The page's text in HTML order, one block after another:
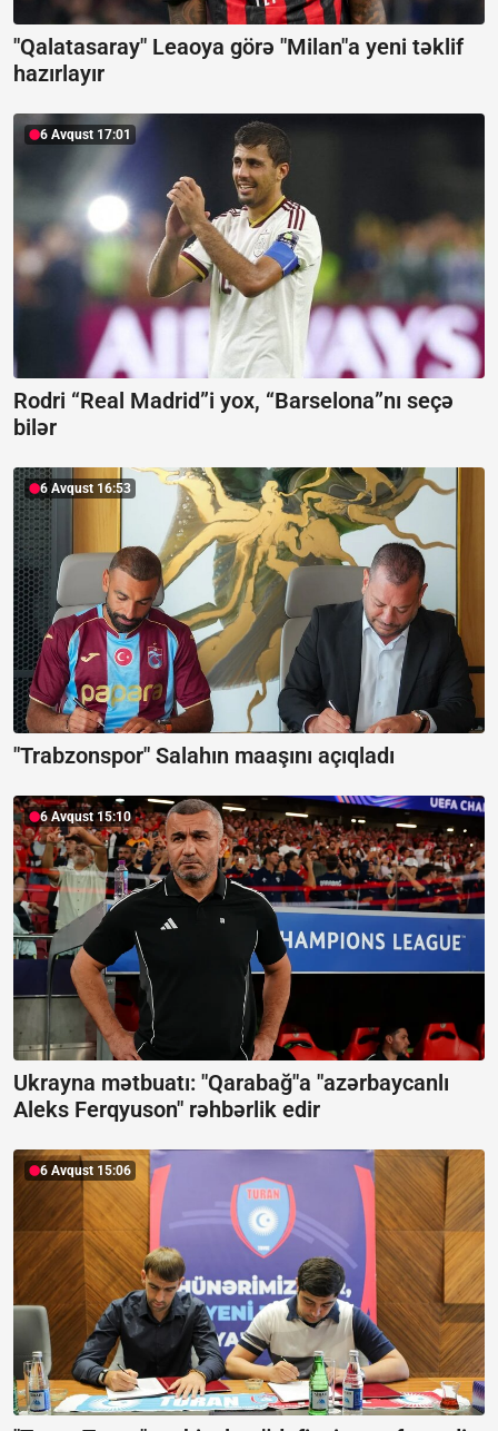
"Qalatasaray" Leaoya görə "Milan"a yeni təklif
hazırlayır
6 Avqust 17:01
Rodri “Real Madrid”i yox, “Barselona”nı seçə
bilər
6 Avqust 16:53
"Trabzonspor" Salahın maaşını açıqladı
6 Avqust 15:10
Ukrayna mətbuatı: "Qarabağ"a "azərbaycanlı
Aleks Ferqyuson" rəhbərlik edir
6 Avqust 15:06